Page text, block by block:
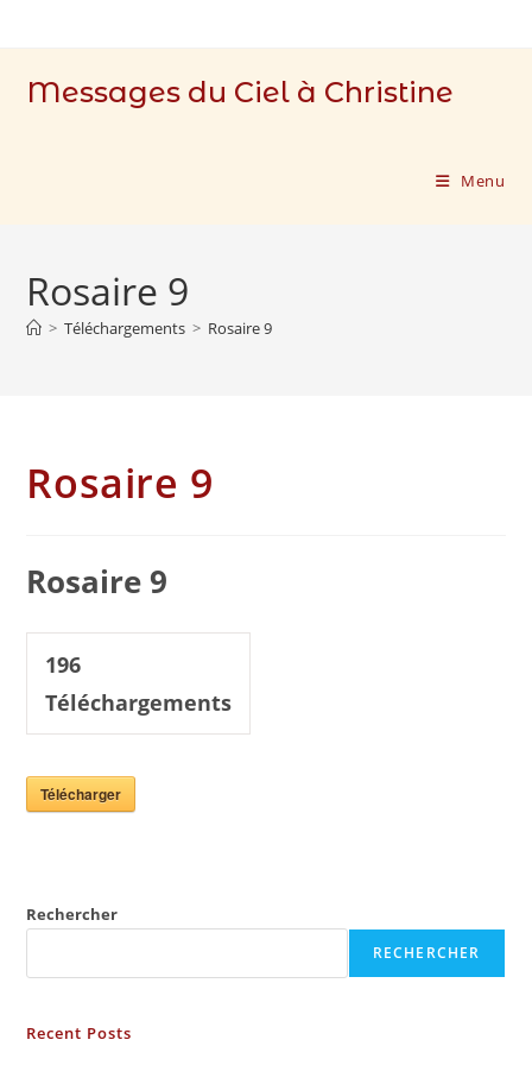
to
Messages du Ciel à Christine
Menu
Rosaire 9
> Téléchargements > Rosaire 9
Rosaire 9
Rosaire 9
196
Téléchargements
Télécharger
Rechercher
RECHERCHER
Recent Posts